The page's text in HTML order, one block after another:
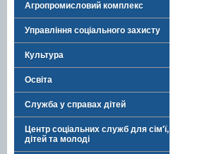
Агропромисловий комплекс
Управління соціального захисту
Культура
Освіта
Служба у справах дітей
Центр соціальних служб для сім'ї,
дітей та молоді